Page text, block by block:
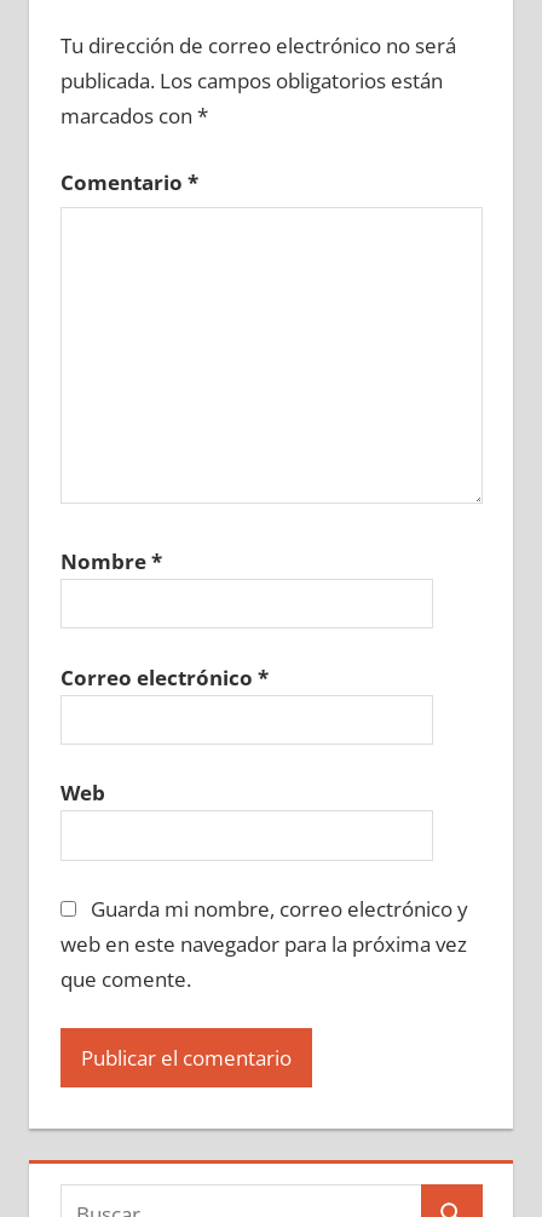
Tu dirección de correo electrónico no será
publicada. Los campos obligatorios están
marcados con *
Comentario *
Nombre*
Correo electrónico *
Web
Guarda mi nombre, correo electrónico y
web en este navegador para la próxima vez
que comente.